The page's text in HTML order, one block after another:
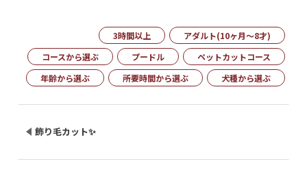
3時間以上
アダルト(10ヶ月～8才)
コースから選ぶ
プードル
ペットカットコース
年齢から選ぶ
所要時間から選ぶ 犬種から選ぶ
飾り毛カット✨